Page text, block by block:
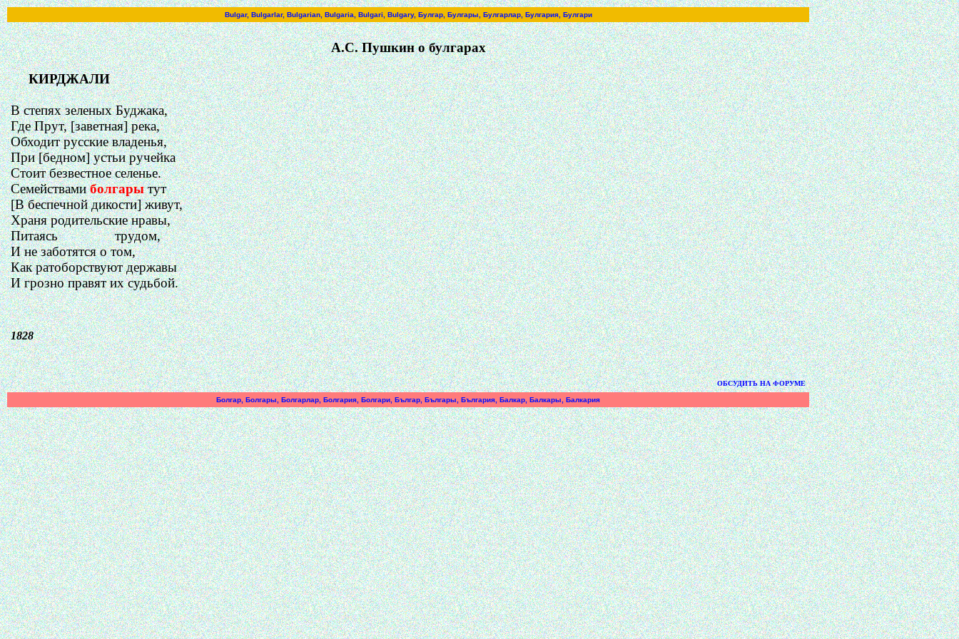
Bulgar, Bulgarlar, Bulgarian, Bulgaria, Bulgari, Bulgary, Булгар, Булгары, Булгарлар, Булгария, Булгари
А.С. Пушкин о булгарах
КИРДЖАЛИ
В степях зеленыхБуджака,
Где Прут, [заветная] река,
Обходит русские владенья,
При [бедном]устьиручейка
Стоит безвестное селенье.
Семействамиболгарытут
[В беспечной дикости] живут,
Храня родительские нравы,
Питаясь
трудом,
И не заботятся о том,
Как ратоборствуют державы
И грозно правят их судьбой.
1828
ОБСУДИТЬ НА ФОРУМЕ
Болгар, Болгары, Болгарлар, Болгария, Болгари, Българ, Българы, България, Балкар, Балкары, Балкария